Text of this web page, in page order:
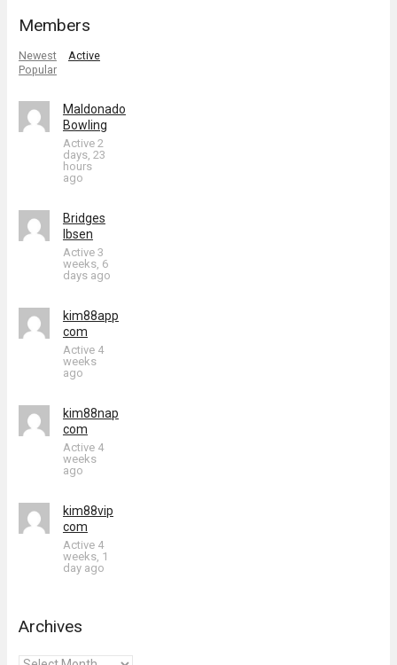
Members
Newest
Active
Popular
Maldonado
Bowling
Active 2
days, 23
hours
ago
Bridges
Ibsen
Active 3
weeks, 6
days ago
kim88app
com
Active 4
weeks
ago
kim88nap
com
Active 4
weeks
ago
kim88vip
com
Active 4
weeks, 1
day ago
Archives